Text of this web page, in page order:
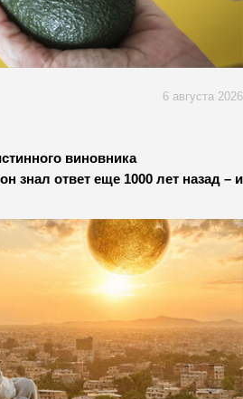
6 августа 2026
виновника
знал ответ еще 1000 лет назад – и